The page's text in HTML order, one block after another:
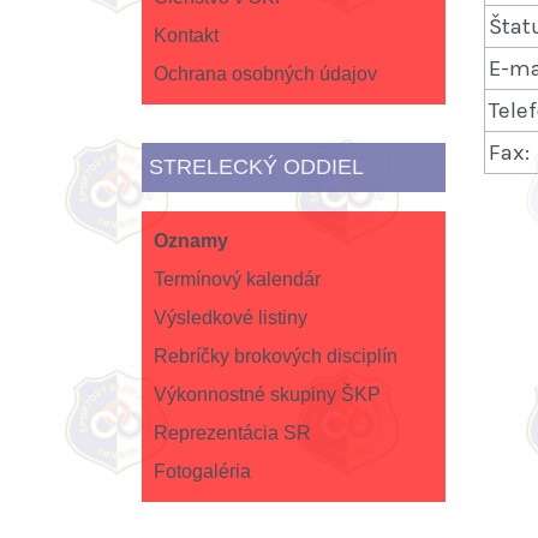
E-
Fax:
Kontakt
Ochrana osobných údajov
STRELECKÝ ODDIEL
Oznamy
Termínový kalendár
Výsledkové listiny
Rebríčky brokových disciplín
Výkonnostné skupiny ŠKP
Reprezentácia SR
Fotogaléria